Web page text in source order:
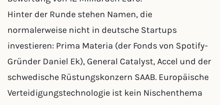
Hinter der Runde stehen Namen, die
normalerweise nicht in deutsche Startups
investieren: Prima Materia (der Fonds von Spotify-
Gründer Daniel Ek), General Catalyst, Accel und der
schwedische Rüstungskonzern SAAB. Europäische
Verteidigungstechnologie ist kein Nischenthema